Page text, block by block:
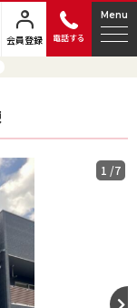
会員登録 電話する
Menu
1 /7